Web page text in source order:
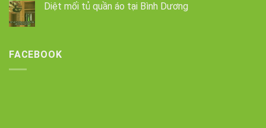
Diệt mối tủ quần áo tại Bình Dương
FACEBOOK